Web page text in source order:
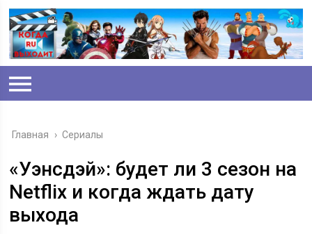
Главная › Сериалы
«Уэнсдэй»: будет ли 3 сезон на
Netflix и когда ждать дату
выхода